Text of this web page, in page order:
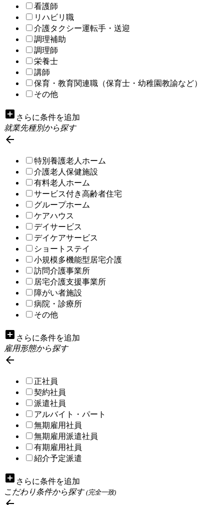
看護師
リハビリ職
介護タクシー運転手・送迎
調理補助
調理師
栄養士
講師
保育・教育関連職（保育士・幼稚園教諭など）
その他
add_box さらに条件を追加
就業先種別から探す

特別養護老人ホーム
介護老人保健施設
有料老人ホーム
サービス付き高齢者住宅
グループホーム
ケアハウス
デイサービス
デイケアサービス
ショートステイ
小規模多機能型居宅介護
訪問介護事業所
居宅介護支援事業所
障がい者施設
病院・診療所
その他
add_box さらに条件を追加
雇用形態から探す

正社員
契約社員
派遣社員
アルバイト・パート
無期雇用社員
無期雇用派遣社員
有期雇用社員
紹介予定派遣
add_box さらに条件を追加
こだわり条件から探す(完全一致)